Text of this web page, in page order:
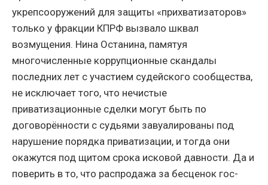
укрепсооружений для защиты «прихватизаторов»
только у фракции КПРФ вызвало шквал
возмущения. Нина Останина, памятуя
многочисленные коррупционные скандалы
последних лет с участием судейского сообщества,
не исключает того, что нечистые
приватизационные сделки могут быть по
договорённости с судьями завуалированы под
нарушение порядка приватизации, и тогда они
окажутся под щитом срока исковой давности. Да и
поверить в то, что распродажа за бесценок гос-